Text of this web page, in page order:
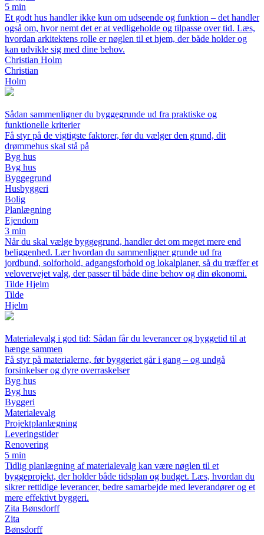
5 min
Et godt hus handler ikke kun om udseende og funktion – det handler
også om, hvor nemt det er at vedligeholde og tilpasse over tid. Læs,
hvordan arkitektens rolle er nøglen til et hjem, der både holder og
kan udvikle sig med dine behov.
Christian Holm
Christian
Holm
Sådan sammenligner du byggegrunde ud fra praktiske og
funktionelle kriterier
Få styr på de vigtigste faktorer, før du vælger den grund, dit
drømmehus skal stå på
Byg hus
Byg hus
Byggegrund
Husbyggeri
Bolig
Planlægning
Ejendom
3 min
Når du skal vælge byggegrund, handler det om meget mere end
beliggenhed. Lær hvordan du sammenligner grunde ud fra
jordbund, solforhold, adgangsforhold og lokalplaner, så du træffer et
velovervejet valg, der passer til både dine behov og din økonomi.
Tilde Hjelm
Tilde
Hjelm
Materialevalg i god tid: Sådan får du leverancer og byggetid til at
hænge sammen
Få styr på materialerne, før byggeriet går i gang – og undgå
forsinkelser og dyre overraskelser
Byg hus
Byg hus
Byggeri
Materialevalg
Projektplanlægning
Leveringstider
Renovering
5 min
Tidlig planlægning af materialevalg kan være nøglen til et
byggeprojekt, der holder både tidsplan og budget. Læs, hvordan du
sikrer rettidige leverancer, bedre samarbejde med leverandører og et
mere effektivt byggeri.
Zita Bønsdorff
Zita
Bønsdorff